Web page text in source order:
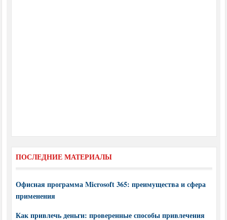
ПОСЛЕДНИЕ МАТЕРИАЛЫ
Офисная программа Microsoft 365: преимущества и сфера
применения
Как привлечь деньги: проверенные способы привлечения